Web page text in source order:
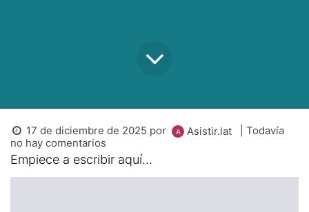
17 de diciembre de 2025 por Asistir.lat
| Todavía
no hay comentarios
Empiece a escribir aquí...